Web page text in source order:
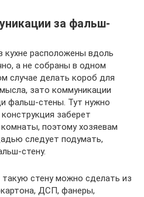
за фальш-
кухне расположены вдоль
а не собраны в одном
случае делать короб для
зато коммуникации
фальш-стены. Тут нужно
заберет
поэтому хозяевам
следует подумать,
стену.
стену можно сделать из
ДСП, фанеры,